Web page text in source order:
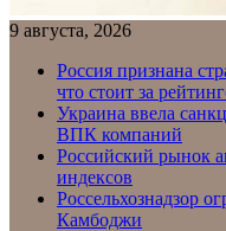
9 августа, 2026
Россия признана
что стоит за
Украина ввела
ВПК компаний
Российский рынок
индексов
Россельхознадзор
Камбоджи